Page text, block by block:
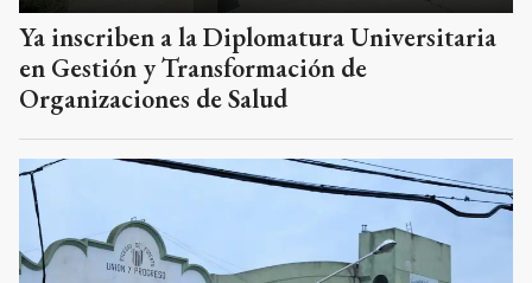
Ya inscriben a la Diplomatura Universitaria
en Gestión y Transformación de
Organizaciones de Salud